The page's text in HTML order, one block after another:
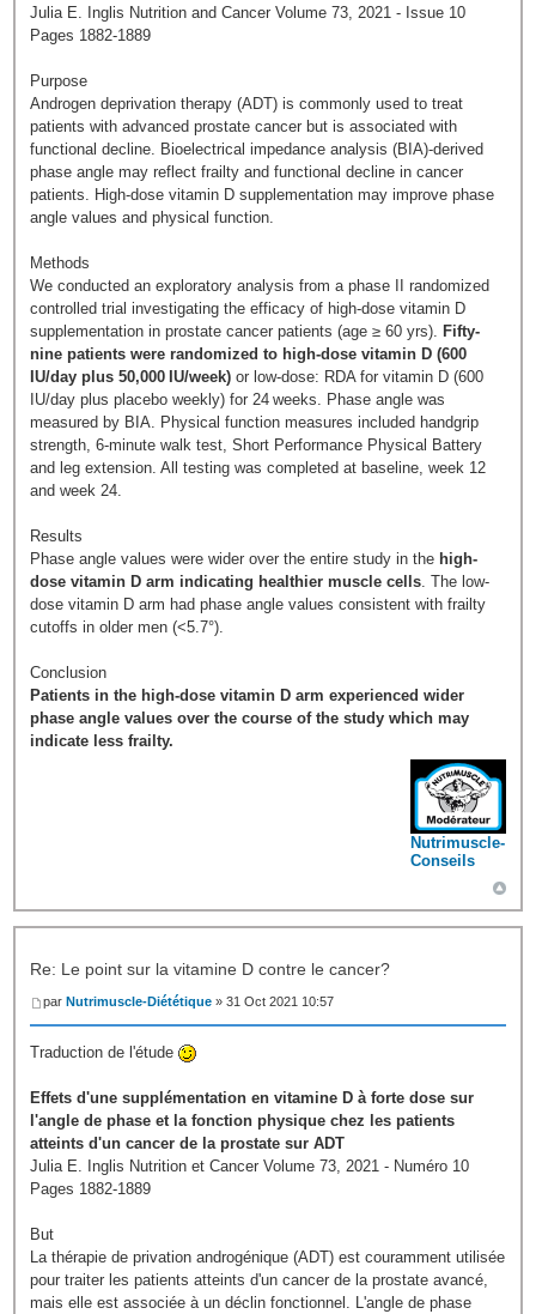
Julia E. Inglis Nutrition and Cancer Volume 73, 2021 - Issue 10
Pages 1882-1889
Purpose
Androgen deprivation therapy (ADT) is commonly used to treat
patients with advanced prostate cancer but is associated with
functional decline. Bioelectrical impedance analysis (BIA)-derived
phase angle may reflect frailty and functional decline in cancer
patients. High-dose vitamin D supplementation may improve phase
angle values and physical function.
Methods
We conducted an exploratory analysis from a phase II randomized
controlled trial investigating the efficacy of high-dose vitamin D
supplementation in prostate cancer patients (age ≥ 60 yrs).Fifty-
nine patients were randomized to high-dose vitamin D (600
IU/day plus 50,000 IU/week) or low-dose: RDA for vitamin D (600
IU/day plus placebo weekly) for 24 weeks. Phase angle was
measured by BIA. Physical function measures included handgrip
strength, 6-minute walk test, Short Performance Physical Battery
and leg extension. All testing was completed at baseline, week 12
and week 24.
Results
Phase angle values were wider over the entire study in the high-
dose vitamin D arm indicating healthier muscle cells . The low-
dose vitamin D arm had phase angle values consistent with frailty
cutoffs in older men (<5.7°).
Conclusion
Patients in the high-dose vitamin D arm experienced wider
phase angle values over the course of the study which may
indicate less frailty.
Nutrimuscle-
Conseils
Re: Le point sur la vitamine D contre le cancer?
parNutrimuscle-Diététique » 31 Oct 2021 10:57
Traduction de l'étude
Effets d'une supplémentation en vitamine D à forte dose sur
l'angle de phase et la fonction physique chez les patients
atteints d'un cancer de la prostate sur ADT
Julia E. Inglis Nutrition et Cancer Volume 73, 2021 - Numéro 10
Pages 1882-1889
But
La thérapie de privation androgénique (ADT) est couramment utilisée
pour traiter les patients atteints d'un cancer de la prostate avancé,
mais elle est associée à un déclin fonctionnel. L'angle de phase